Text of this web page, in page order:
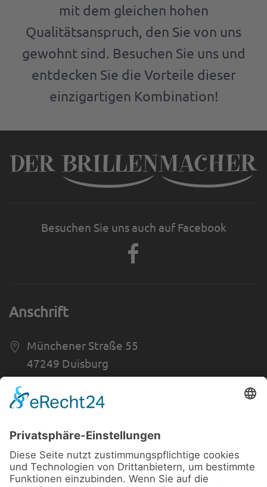
mit dem gleichen hohen
Qualitätsanspruch, den Sie von uns
gewohnt sind. Besuchen Sie uns und
entdecken Sie die Vorteile dieser
einzigartigen Kombination!
Besuchen Sie uns auch auf Facebook
Anschrift
Münchener Straße 55
47249 Duisburg
0203 - 70 23 09
Öffnungszeiten